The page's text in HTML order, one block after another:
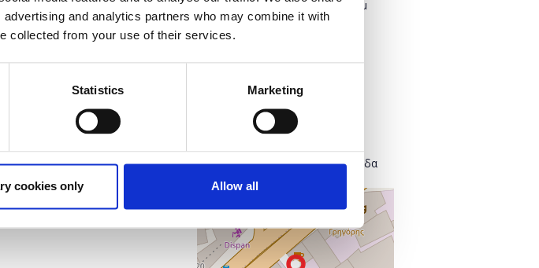
and analytics partners who may combine it with
collected from your use of their services.
Statistics Marketing
cookies only Allow all
Η περίοδος εγγραφών
έχει λήξει.
Κατά τη
θα
ειδικοί σε αυτή.
Πέμπτη, 6 Ιουλίου 2017 10:30 πμ
Προσθήκη στο ημερολόγιό σας
Found.ation
Ευρυσθέως 2
Κεντρικός Τομέας Αθηνών, Ελλάδα